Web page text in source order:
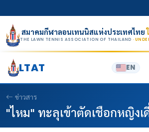
สมาคมกีฬาลอนเทนนิสแห่งประเทศไทย
THE LAWN TENNIS ASSOCIATION OF THAILAND ·
LTAT EN
ข่าวสาร
"ไหม" ทะลุเข้าตัดเชือกหญิง